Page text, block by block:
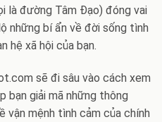
là đường Tâm Đạo) đóng vai
những bí ẩn về đời sống tình
hệ xã hội của bạn.
sẽ đi sâu vào cách xem
bạn giải mã những thông
vận mệnh tình cảm của chính